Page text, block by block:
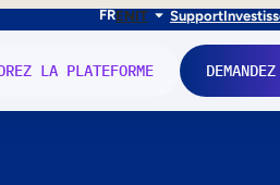
FRENIT Support
LA PLATEFORME